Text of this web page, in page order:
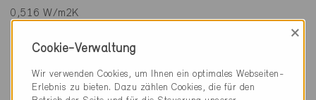
0,516 W/m2K
U-Wert Türe
U-Wert Verglasung
Cookie-Verwaltung
×
Wir verwenden Cookies, um Ihnen ein optimales Webseiten-
Erlebnis zu bieten. Dazu zählen Cookies, die für den